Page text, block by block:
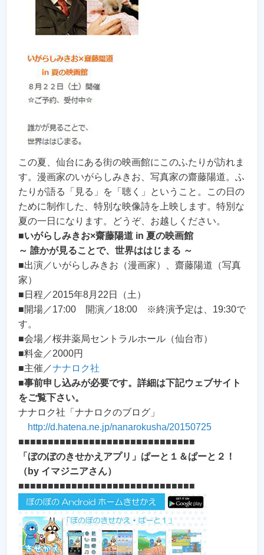
この夏、仙台にある街の映画館にこのふたりが訪れま
す。漫画家のいがらしみきお、写真家の齋藤陽道。ふ
たりが語る「見る」を「聴く」ということ。この日の
ために制作した、特別な映像詩を上映します。特別な
夏の一日になります。どうぞ、お越しください。
■いがらしみきお×齋藤陽道 in 夏の映画館
～ 誰かが見ることで、世界ははじまる ～
■出演／いがらしみきお（漫画家）、齋藤陽道（写真
家）
■日程／2015年8月22日（土）
■開場／17:00 開演／18:00 ※終演予定は、19:30で
す。
■会場／桜井薬局セントラルホール（仙台市）
■料金／2000円
■主催／ナナロク社
■事前申し込みが必要です。詳細は下記ウェブサイト
をご覧下さい。
ナナロク社「ナナロクのブログ」
http://d.hatena.ne.jp/nanarokusha/20150725
■■■■■■■■■■■■■■■■■■■■■■■■■■■■■■
「ぼのぼのきせかえアプリ」ぱーと１＆ぱーと２！
（by イマジニアさん）
■■■■■■■■■■■■■■■■■■■■■■■■■■■■■■